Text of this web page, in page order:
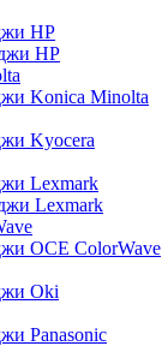
HP
HP
Konica Minolta
Kyocera
Lexmark
Lexmark
OCE ColorWave
Oki
Panasonic